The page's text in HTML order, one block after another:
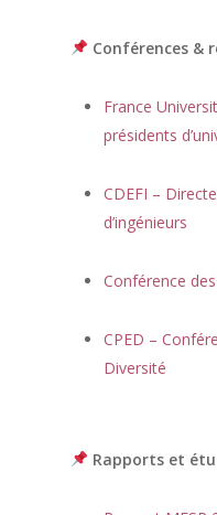
Conférences &
France
présidents
CDEFI –
d’ingénieurs
Conférence
CPED –
Diversité
Rapports et